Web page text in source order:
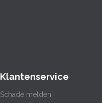
Klantenservice
Schade melden